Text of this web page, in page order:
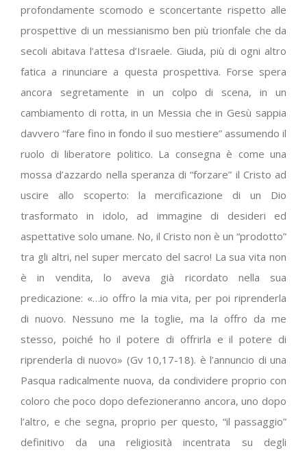
profondamente scomodo e sconcertante rispetto alle
prospettive di un messianismo ben più trionfale che da
secoli abitava l’attesa d’Israele. Giuda, più di ogni altro
fatica a rinunciare a questa prospettiva. Forse spera
ancora segretamente in un colpo di scena, in un
cambiamento di rotta, in un Messia che in Gesù sappia
davvero “fare fino in fondo il suo mestiere” assumendo il
ruolo di liberatore politico. La consegna è come una
mossa d’azzardo nella speranza di “forzare” il Cristo ad
uscire allo scoperto: la mercificazione di un Dio
trasformato in idolo, ad immagine di desideri ed
aspettative solo umane. No, il Cristo non è un “prodotto”
tra gli altri, nel super mercato del sacro! La sua vita non
è in vendita, lo aveva già ricordato nella sua
predicazione: «…io offro la mia vita, per poi riprenderla
di nuovo. Nessuno me la toglie, ma la offro da me
stesso, poiché ho il potere di offrirla e il potere di
riprenderla di nuovo» (Gv 10,17-18). è l’annuncio di una
Pasqua radicalmente nuova, da condividere proprio con
coloro che poco dopo defezioneranno ancora, uno dopo
l’altro, e che segna, proprio per questo, “il passaggio”
definitivo da una religiosità incentrata su degli